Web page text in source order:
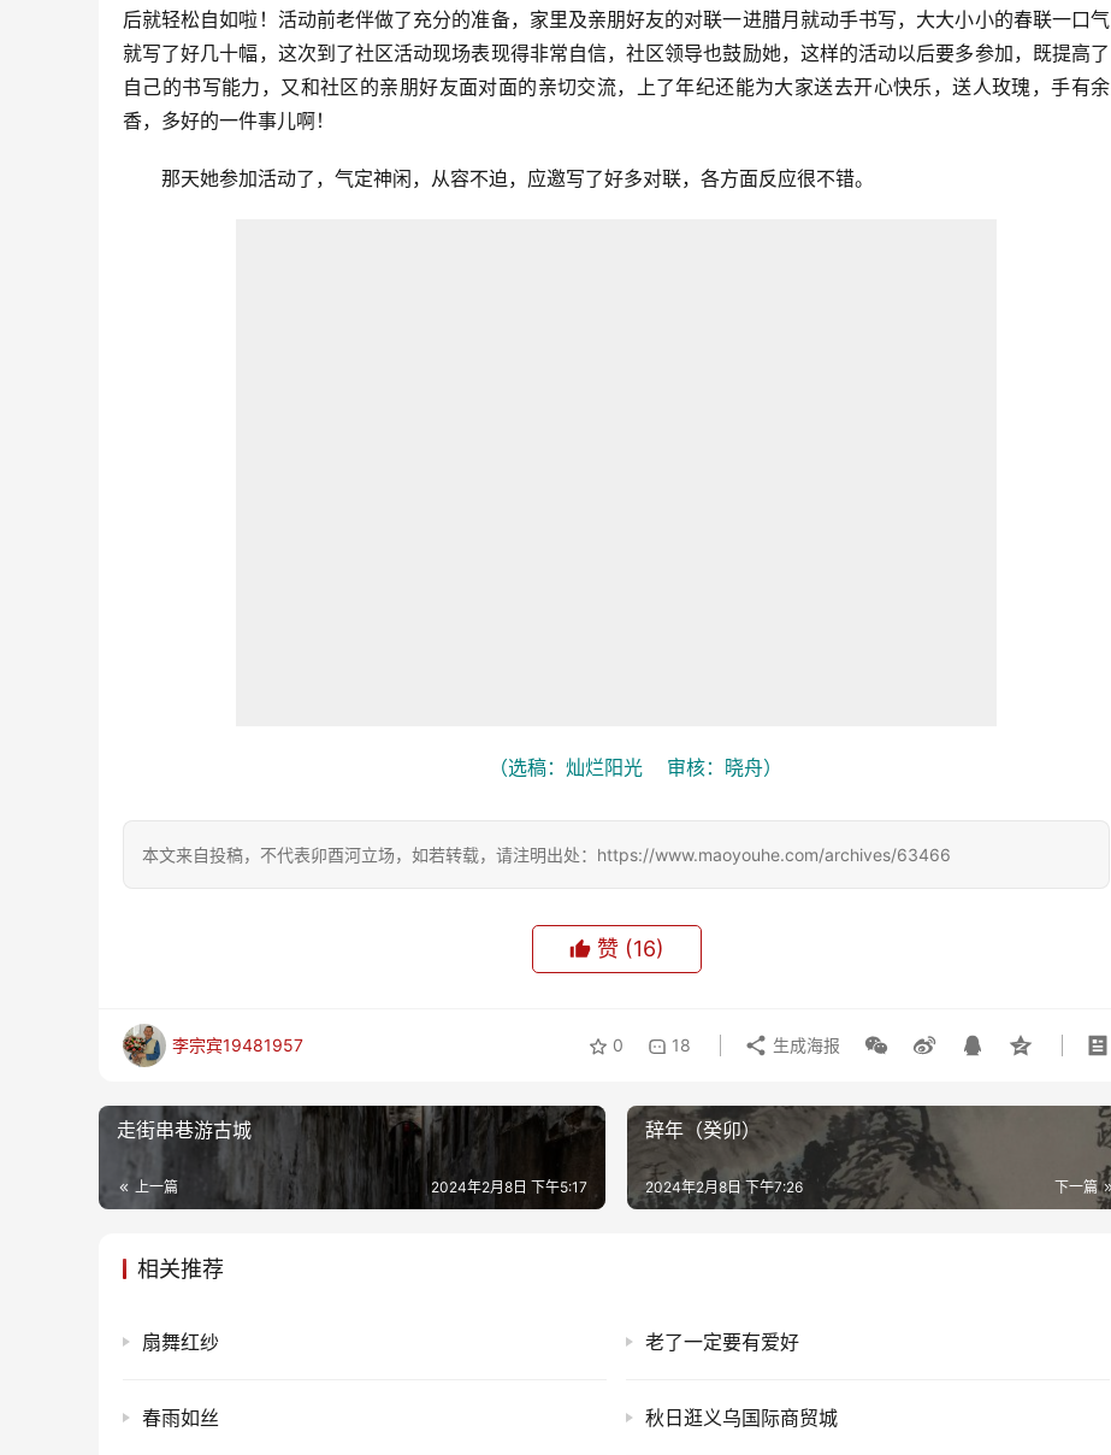
后就轻松自如啦！活动前老伴做了充分的准备，家里及亲朋好友的对联一进腊月就动手书写，大大小小的春联一口气
就写了好几十幅，这次到了社区活动现场表现得非常自信，社区领导也鼓励她，这样的活动以后要多参加，既提高了
自己的书写能力，又和社区的亲朋好友面对面的亲切交流，上了年纪还能为大家送去开心快乐，送人玫瑰，手有余
香，多好的一件事儿啊！
那天她参加活动了，气定神闲，从容不迫，应邀写了好多对联，各方面反应很不错。
（选稿：灿烂阳光    审核：晓舟）
本文来自投稿，不代表卯酉河立场，如若转载，请注明出处：https://www.maoyouhe.com/archives/63466
赞 (16)
李宗宾19481957 0 18 生成海报
走街串巷游古城
上一篇 2024年2月8日 下午5:17
辞年（癸卯）
下一篇
2024年2月8日 下午7:26
相关推荐
扇舞红纱 老了一定要有爱好
春雨如丝 秋日逛义乌国际商贸城